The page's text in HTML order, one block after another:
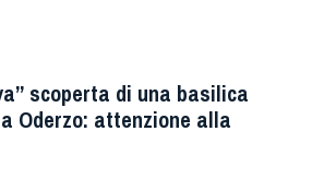
scoperta di una basilica
Oderzo: attenzione alla